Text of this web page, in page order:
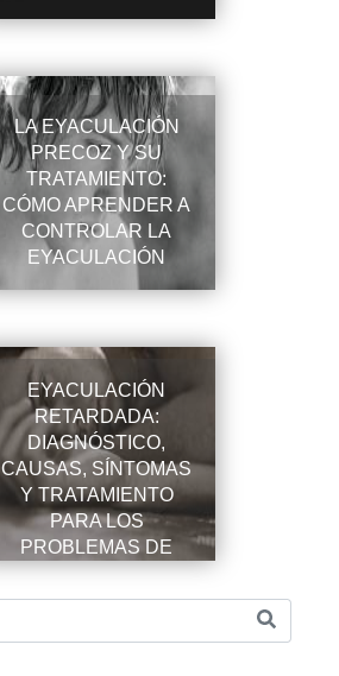
LA EYACULACIÓN
PRECOZ Y SU
TRATAMIENTO:
CÓMO APRENDER A
CONTROLAR LA
EYACULACIÓN
EYACULACIÓN
RETARDADA:
DIAGNÓSTICO,
CAUSAS, SÍNTOMAS
Y TRATAMIENTO
PARA LOS
PROBLEMAS DE
EYACULACIÓN